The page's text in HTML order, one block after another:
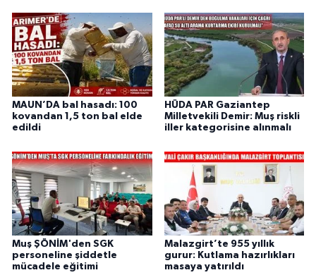
MAUN’DA bal hasadı: 100
kovandan 1,5 ton bal elde
edildi
HÜDA PAR Gaziantep
Milletvekili Demir: Muş riskli
iller kategorisine alınmalı
Muş ŞÖNİM'den SGK
personeline şiddetle
mücadele eğitimi
Malazgirt’te 955 yıllık
gurur: Kutlama hazırlıkları
masaya yatırıldı